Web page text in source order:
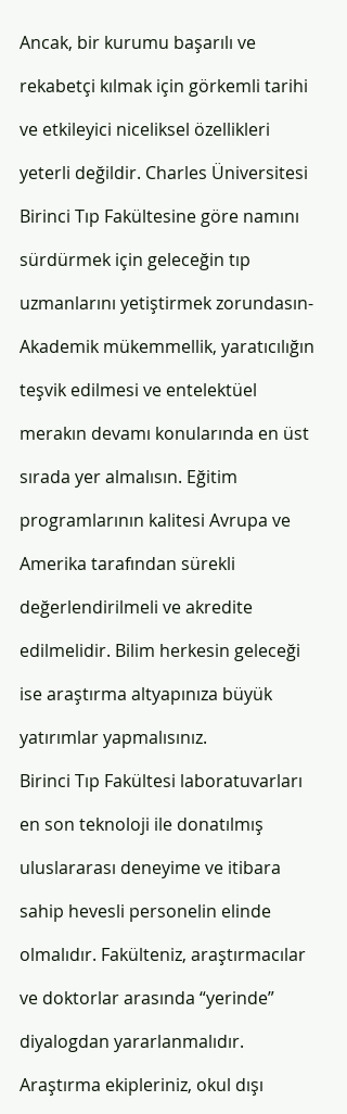
Ancak, bir kurumu başarılı ve
rekabetçi kılmak için görkemli tarihi
ve etkileyici niceliksel özellikleri
yeterli değildir. Charles Üniversitesi
Birinci Tıp Fakültesine göre namını
sürdürmek için geleceğin tıp
uzmanlarını yetiştirmek zorundasın-
Akademik mükemmellik, yaratıcılığın
teşvik edilmesi ve entelektüel
merakın devamı konularında en üst
sırada yer almalısın. Eğitim
programlarının kalitesi Avrupa ve
Amerika tarafından sürekli
değerlendirilmeli ve akredite
edilmelidir. Bilim herkesin geleceği
ise araştırma altyapınıza büyük
yatırımlar yapmalısınız.
Birinci Tıp Fakültesi laboratuvarları
en son teknoloji ile donatılmış
uluslararası deneyime ve itibara
sahip hevesli personelin elinde
olmalıdır. Fakülteniz, araştırmacılar
ve doktorlar arasında “yerinde”
diyalogdan yararlanmalıdır.
Araştırma ekipleriniz, okul dışı